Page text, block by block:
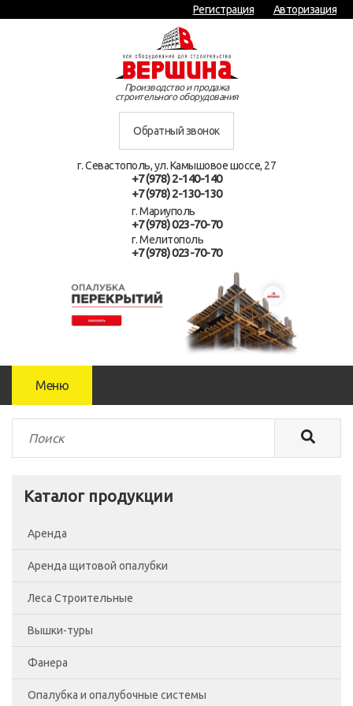
Регистрация Авторизация
Производство и продажа
строительного оборудования
Обратный звонок
г. Севастополь, ул. Камышовое шоссе, 27
+7 (978) 2-140-140
+7 (978) 2-130-130
г. Мариуполь
+7 (978) 023-70-70
г. Мелитополь
+7 (978) 023-70-70
Меню
Каталог продукции
Аренда
Аренда щитовой опалубки
Леса Строительные
Леса рамные
Помосты
Сетка фасадная
Вышки-туры
Вышка-тура ВСП-250/0.7
Вышка-тура ВСП-250/1.2
Фанера
Фанера Россия
Опалубка и опалубочные системы